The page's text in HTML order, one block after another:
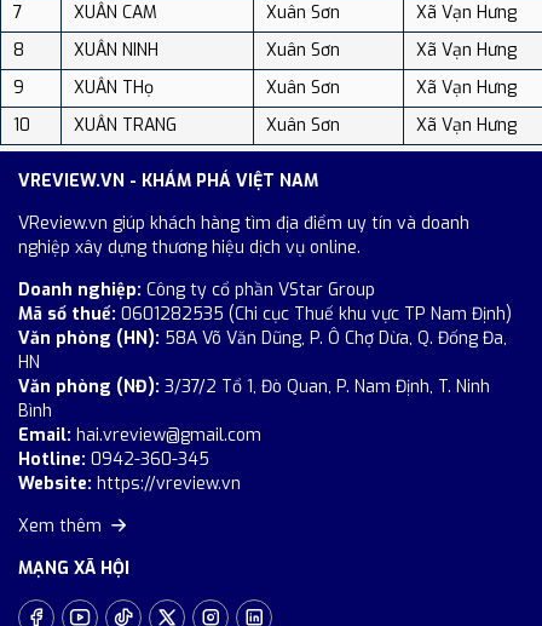
7
XUÂN CAM Xuân Sơn
Xã Vạn Hưng
8
XUÂN NINH Xuân Sơn
Xã Vạn Hưng
9
XUÂN THọ Xuân Sơn
Xã Vạn Hưng
10
XUÂN TRANG Xuân Sơn Xã Vạn Hưng
VREVIEW.VN - KHÁM PHÁ VIỆT NAM
VReview.vn giúp khách hàng tìm địa điểm uy tín và doanh
nghiệp xây dựng thương hiệu dịch vụ online.
Doanh nghiệp: Công ty cổ phần VStar Group
Mã số thuế: 0601282535 (Chi cục Thuế khu vực TP Nam Định)
Văn phòng (HN): 58A Võ Văn Dũng, P. Ô Chợ Dừa, Q. Đống Đa,
HN
Văn phòng (NĐ): 3/37/2 Tổ 1, Đò Quan, P. Nam Định, T. Ninh
Bình
Email: hai.vreview@gmail.com
Hotline: 0942-360-345
Website: https://vreview.vn
Xem thêm
MẠNG XÃ HỘI